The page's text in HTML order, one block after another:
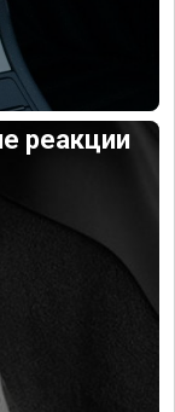
реакции